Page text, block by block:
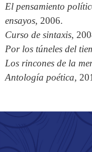
El pensamiento
ensayos, 2006.
Curso de sintaxis,
Por los túneles del
Los rincones de la
Antología poética,